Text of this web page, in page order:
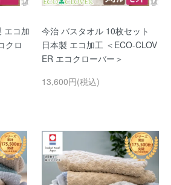
エコ加
クロ
今治 バスタオル 10枚セット
日本製 エコ加工 ＜ECO-CLOV
ER エコクローバー＞
13,600円(税込)